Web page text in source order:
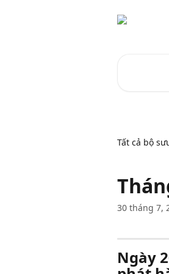
Tất cả bộ
30 tháng 7,
Ngày